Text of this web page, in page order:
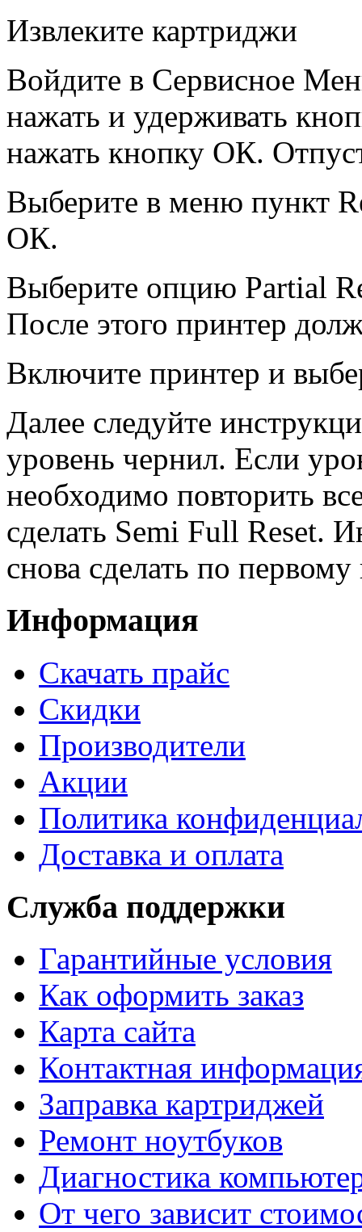
Извлеките картриджи
Войдите в Сервисное
нажать и удерживать
нажать кнопку ОК.
Выберите в меню пункт
ОК.
Выберите опцию Partial
После этого принтер
Включите принтер и
Далее следуйте
уровень чернил. Если
необходимо повторить
сделать Semi Full Reset.
снова сделать по
Информация
Cкачать прайс
Скидки
Производители
Акции
Политика
Доставка и оплата
Служба поддержки
Гарантийные условия
Как оформить заказ
Карта сайта
Контактная
Заправка картриджей
Ремонт ноутбуков
Диагностика
От чего зависит